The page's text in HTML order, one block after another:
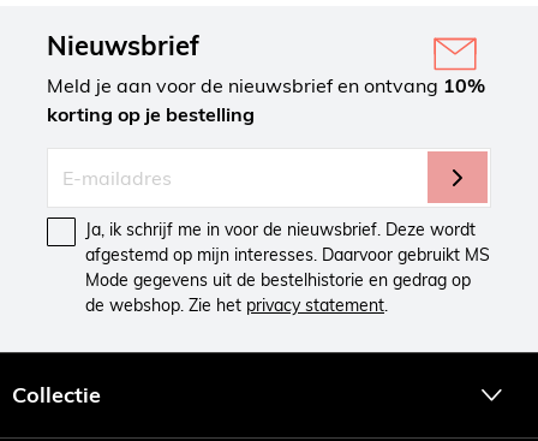
Nieuwsbrief
Meld je aan voor de nieuwsbrief en ontvang 10%
korting op je bestelling
Ja, ik schrijf me in voor de nieuwsbrief. Deze wordt
afgestemd op mijn interesses. Daarvoor gebruikt MS
Mode gegevens uit de bestelhistorie en gedrag op
de webshop. Zie het privacy statement
Collectie